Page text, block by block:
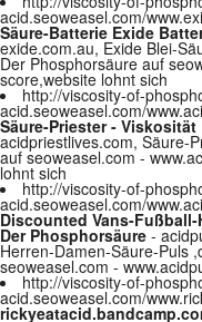
acid.seoweasel.com/
Säure-Batterie Exide
exide.com.au, Exide Blei-
Der Phosphorsäure auf
score,website lohnt sich
http://viscosity-of-
acid.seoweasel.com/
Säure-Priester -
acidpriestlives.com, Säure-
auf seoweasel.com -
lohnt sich
http://viscosity-of-
acid.seoweasel.com/
Discounted Vans-
Der Phosphorsäure -
Herren-Damen-Säure-Puls
seoweasel.com -
http://viscosity-of-
acid.seoweasel.com/